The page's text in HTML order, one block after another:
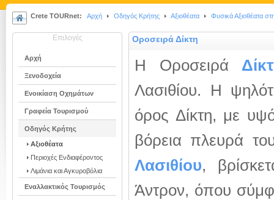
Crete TOURnet: Αρχή Οδηγός Κρήτης Αξιοθέατα Φυσικά Αξιοθέατα
Επιλογές
Αρχή
Ξενοδοχεία
Ενοικίαση Οχημάτων
Γραφεία Τουρισμού
Οδηγός Κρήτης
Αξιοθέατα
Περιοχές Ενδιαφέροντος
Λιμάνια και Αγκυροβόλια
Εναλλακτικός Τουρισμός
Οροσειρά Δίκτη
Η Οροσειρά
Λασιθίου. Η
όρος Δίκτη, με
βόρεια πλευρά
Λασιθίου,
Άντρον, όπου